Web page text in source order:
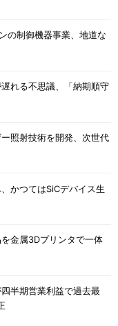
の制御機器事業、地道な
れる不思議、「納期順守
照射技術を開発、次世代
かつてはSiCデバイス生
金属3Dプリンタで一体
半期営業利益で過去最